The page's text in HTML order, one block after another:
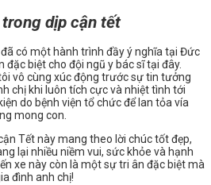
dịp cận tết
đã có một hành trình đầy ý nghĩa tại Đức
đặc biệt cho đội ngũ y bác sĩ tại đây.
vô cùng xúc động trước sự tin tưởng
chị khi luôn tích cực và nhiệt tình tới
do bệnh viện tổ chức để lan tỏa vía
mong con.
Tết này mang theo lời chúc tốt đẹp,
lại nhiều niềm vui, sức khỏe và hạnh
xe này còn là một sự tri ân đặc biệt mà
đình anh chị!